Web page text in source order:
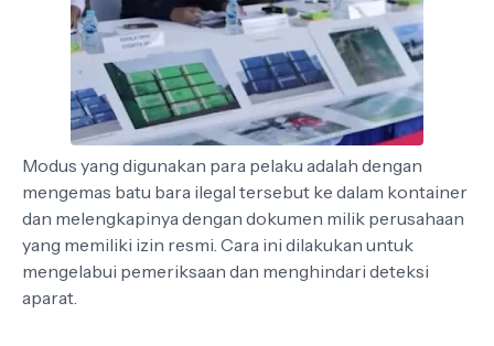
Modus yang digunakan para pelaku adalah dengan
mengemas batu bara ilegal tersebut ke dalam kontainer
dan melengkapinya dengan dokumen milik perusahaan
yang memiliki izin resmi. Cara ini dilakukan untuk
mengelabui pemeriksaan dan menghindari deteksi
aparat.